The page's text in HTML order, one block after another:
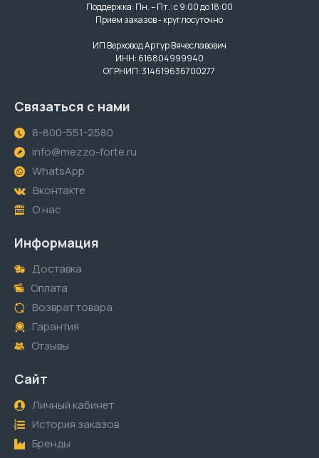
Поддержка: Пн. – Пт.: с 9:00 до 18:00
Прием заказов - круглосуточно
ИП Верховод Артур Вячеславович
ИНН: 616804999940
ОГРНИП: 314619636700277
Связаться с нами
8-800-551-2580
info@mezzo-forte.ru
WhatsApp
Вконтакте
О нас
Информация
Доставка
Оплата
Возврат товара
Гарантия
Отзывы
Сайт
Личный кабинет
История заказов
Бренды